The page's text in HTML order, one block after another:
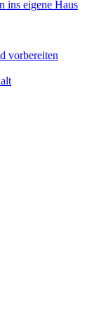
ins eigene Haus
vorbereiten